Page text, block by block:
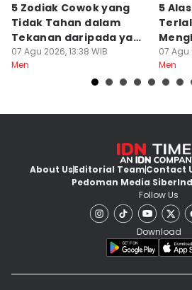
5 Zodiak Cowok yang
Tidak Tahan dalam
Tekanan daripada yang
Lain
07 Agu 2026, 13:38 WIB
Men
5
07 Agu
Men
About UsEditorial TeamContact
Pedoman Media Siber
Follow Us
Download